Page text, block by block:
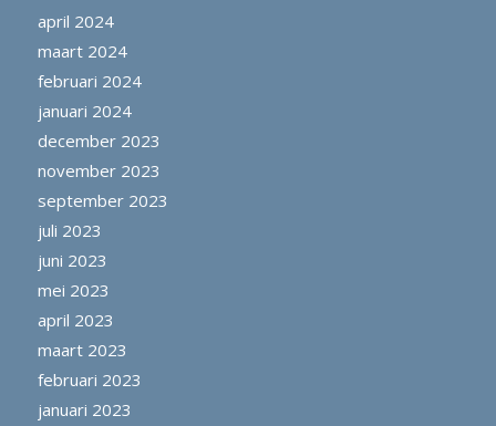
april 2024
maart 2024
februari 2024
januari 2024
december 2023
november 2023
september 2023
juli 2023
juni 2023
mei 2023
april 2023
maart 2023
februari 2023
januari 2023